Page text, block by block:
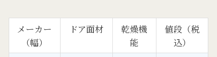
メーカー
（幅）
ドア面材
乾燥機
能
値段（税
込）